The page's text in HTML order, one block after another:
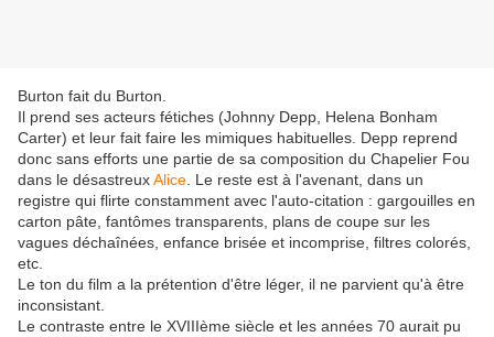
Burton fait du Burton.
Il prend ses acteurs fétiches (Johnny Depp, Helena Bonham
Carter) et leur fait faire les mimiques habituelles. Depp reprend
donc sans efforts une partie de sa composition du Chapelier Fou
dans le désastreuxAlice . Le reste est à l'avenant, dans un
registre qui flirte constamment avec l'auto-citation : gargouilles en
carton pâte, fantômes transparents, plans de coupe sur les
vagues déchaînées, enfance brisée et incomprise, filtres colorés,
etc.
Le ton du film a la prétention d'être léger, il ne parvient qu'à être
inconsistant.
Le contraste entre le XVIIIème siècle et les années 70 aurait pu